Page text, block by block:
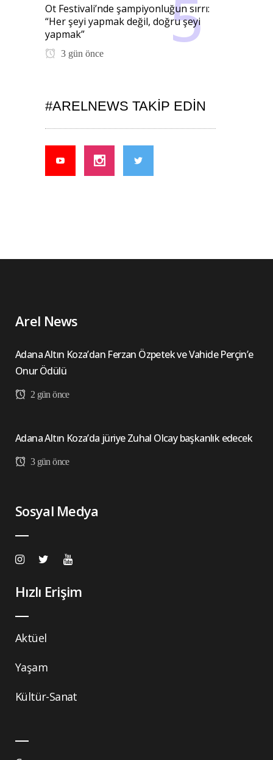
Ot Festivali’nde şampiyonluğun sırrı:
“Her şeyi yapmak değil, doğru şeyi
yapmak”
3 gün önce
#ARELNEWS TAKIP EDIN
Arel News
Adana Altın Koza’dan Ferzan Özpetek ve Vahide Perçin’e
Onur Ödülü
2 gün önce
Adana Altın Koza’da jüriye Zuhal Olcay başkanlık edecek
3 gün önce
Sosyal Medya
Hızlı Erişim
Aktüel
Yaşam
Kültür-Sanat